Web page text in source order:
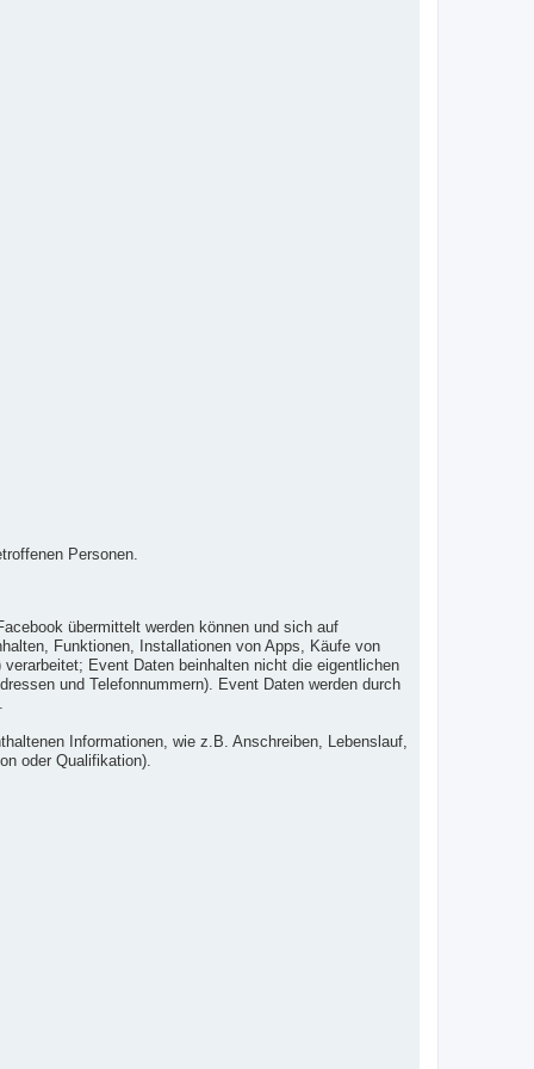
Personen.
übermittelt werden können und sich auf
Funktionen, Installationen von Apps, Käufe von
Event Daten beinhalten nicht die eigentlichen
und Telefonnummern). Event Daten werden durch
Informationen, wie z.B. Anschreiben, Lebenslauf,
oder Qualifikation).